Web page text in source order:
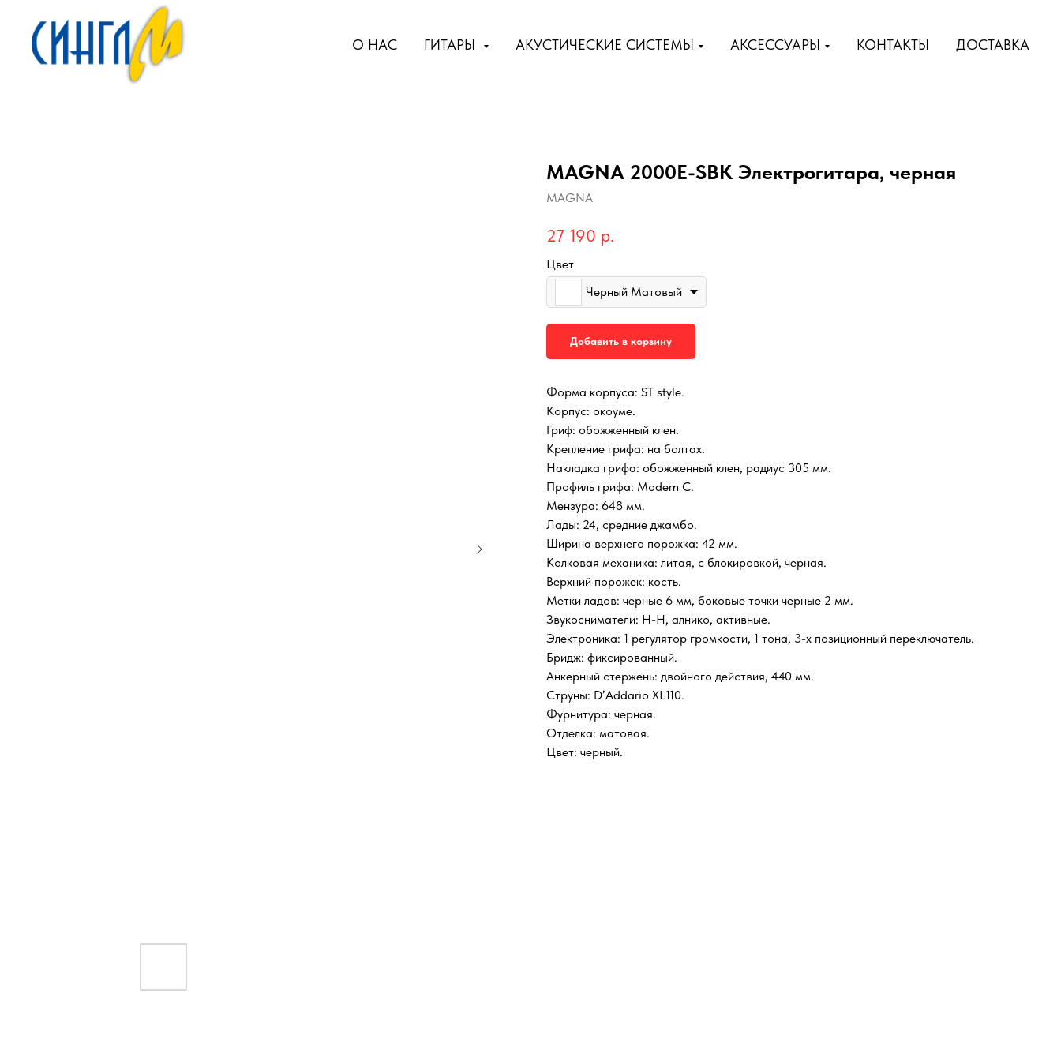
О НАС ГИТАРЫ АКУСТИЧЕСКИЕ СИСТЕМЫ АКСЕССУАРЫ КОНТАКТЫ ДОСТАВКА
MAGNA 2000E-SBK Электрогитара, черная
MAGNA
27 190 р.
Цвет
Черный Матовый
Добавить в корзину
Форма корпуса: ST style.
Корпус: окоуме.
Гриф: обожженный клен.
Крепление грифа: на болтах.
Накладка грифа: обожженный клен, радиус 305 мм.
Профиль грифа: Modern С.
Мензура: 648 мм.
Лады: 24, средние джамбо.
Ширина верхнего порожка: 42 мм.
Колковая механика: литая, с блокировкой, черная.
Верхний порожек: кость.
Метки ладов: черные 6 мм, боковые точки черные 2 мм.
Звукосниматели: H-H, алнико, активные.
Электроника: 1 регулятор громкости, 1 тона, 3-х позиционный переключатель.
Бридж: фиксированный.
Анкерный стержень: двойного действия, 440 мм.
Струны: D’Аddario XL110.
Фурнитура: черная.
Отделка: матовая.
Цвет: черный.